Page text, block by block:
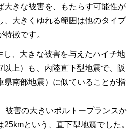
大きな被害を、もたらす可能性が
、大きくゆれる範囲は他のタイプ
徴です。
し、大きな被害を与えたハイチ地
以上）も、内陸直下型地震で、阪
県南部地震）に似ていることが指
被害の大きいポルトープランスか
という、直下型地震でした。